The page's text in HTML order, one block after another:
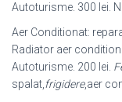
Autoturisme. 300 lei.
Aer Conditionat:
Radiator aer
Autoturisme. 200 lei.
spalat, frigidere,aer